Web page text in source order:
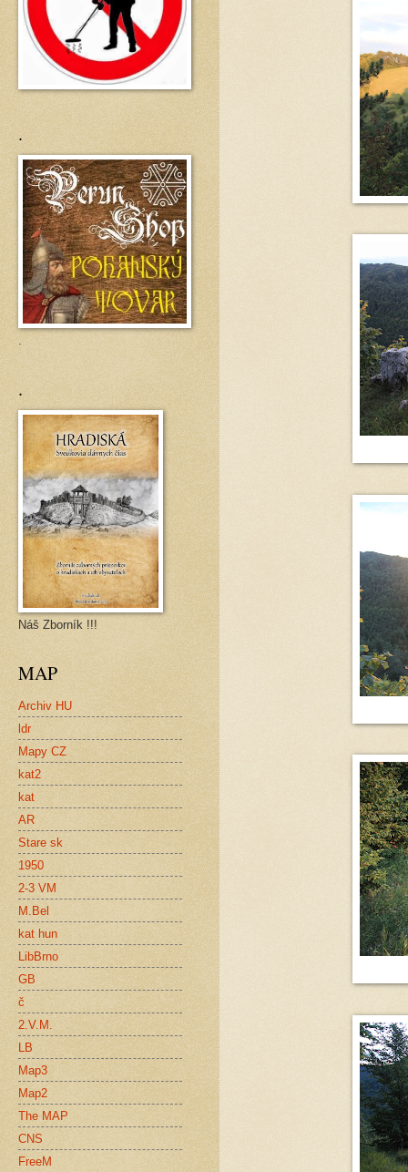
.
.
.
Náš Zborník !!!
MAP
Archiv HU
ldr
Mapy CZ
kat2
kat
AR
Stare sk
1950
2-3 VM
M.Bel
kat hun
LibBrno
GB
č
2.V.M.
LB
Map3
Map2
The MAP
CNS
FreeM